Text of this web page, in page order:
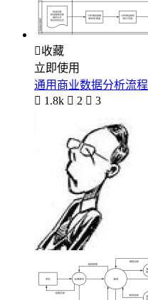
收藏
立即使用
通用商业数据分析流程
 1.8k  2  3